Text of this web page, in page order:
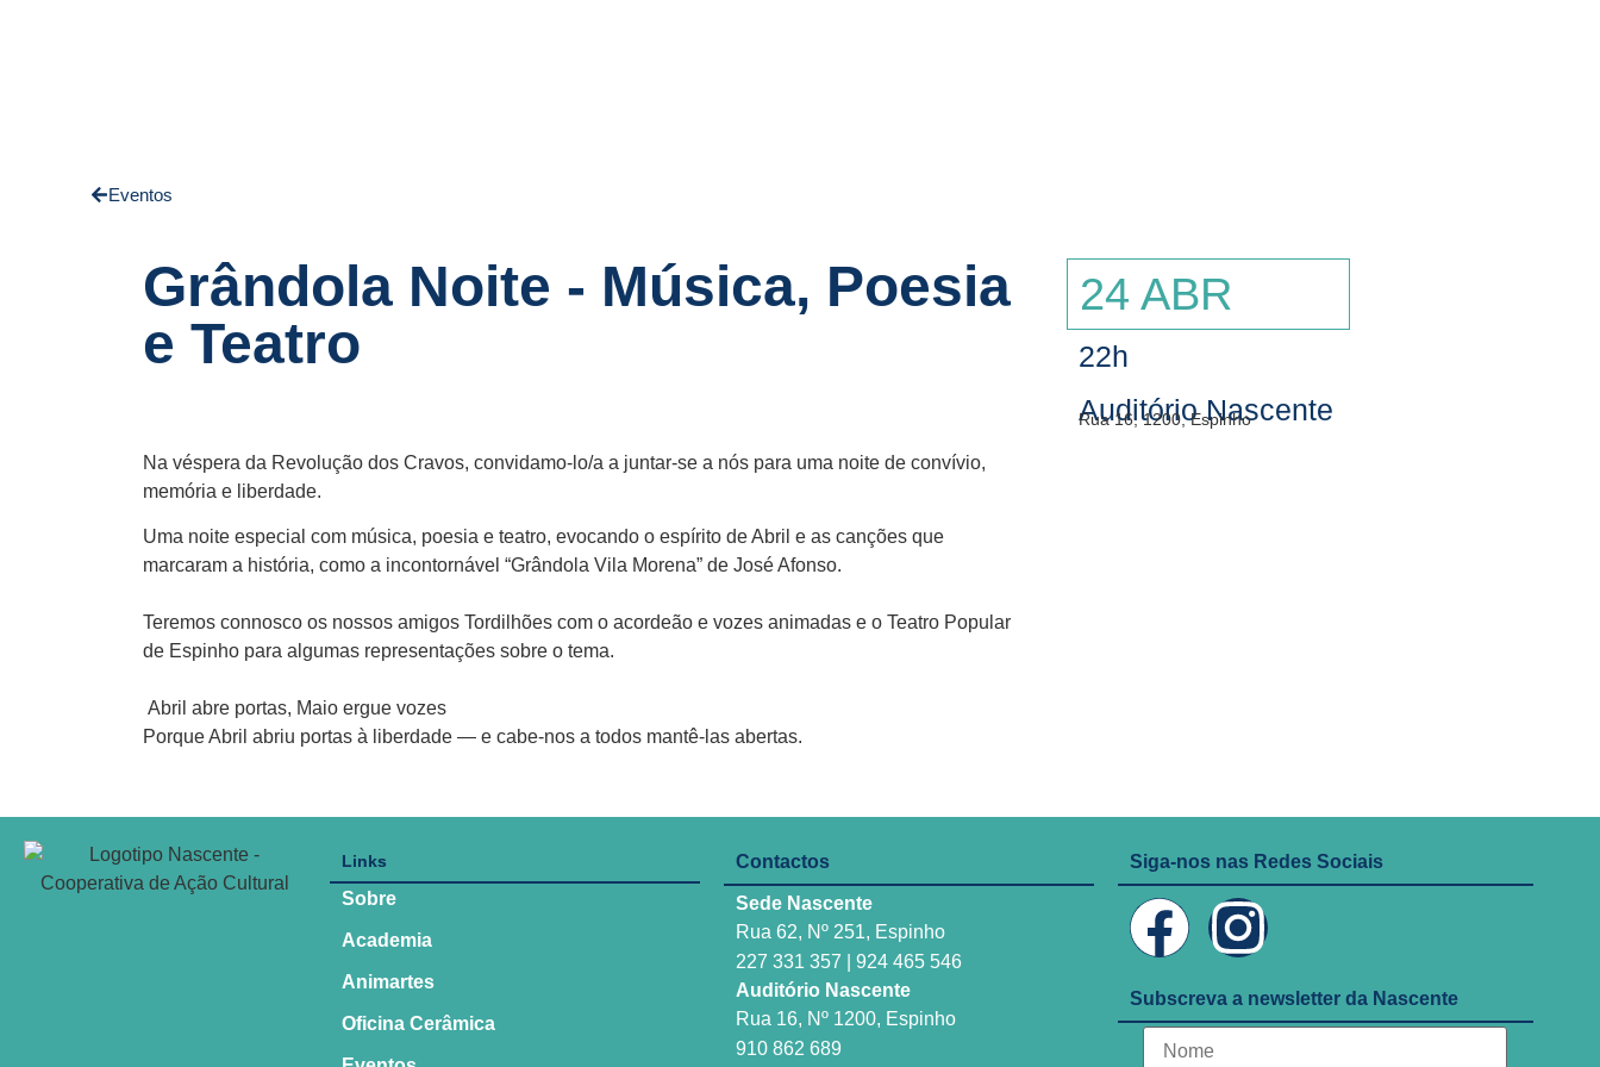
Eventos
Grândola Noite - Música, Poesia
e Teatro
Na véspera da Revolução dos Cravos, convidamo-lo/a a juntar-se a nós para uma noite de convívio,
memória e liberdade.
Uma noite especial com música, poesia e teatro, evocando o espírito de Abril e as canções que
marcaram a história, como a incontornável “Grândola Vila Morena” de José Afonso.
Teremos connosco os nossos amigos Tordilhões com o acordeão e vozes animadas e o Teatro Popular
de Espinho para algumas representações sobre o tema.
Abril abre portas, Maio ergue vozes
Porque Abril abriu portas à liberdade — e cabe-nos a todos mantê-las abertas.
24 ABR
22h
Auditório Nascente
Rua 16, 1200, Espinho
Links
Sobre
Academia
Animartes
Oficina Cerâmica
Contactos
Sede Nascente
Rua 62, Nº 251, Espinho
227 331 357 | 924 465 546
Auditório Nascente
Rua 16, Nº 1200, Espinho
910 862 689
Siga-nos nas Redes Sociais
Subscreva a newsletter da Nascente